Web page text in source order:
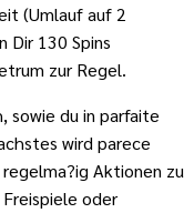
(Umlauf auf 2
Dir 130 Spins
zur Regel.
sowie du in parfaite
wird parece
Aktionen zu
oder